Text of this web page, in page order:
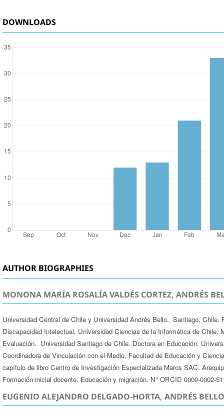
DOWNLOADS
AUTHOR BIOGRAPHIES
MONONA MARÍA ROSALÍA VALDÉS CORTEZ, ANDRÉS
Universidad Central de Chile y Universidad Andrés Bello. Santiago, Chile.
Discapacidad Intelectual. Universidad Ciencias de la Informática de Chile.
Evaluación. Universidad Santiago de Chile. Doctora en Educación.
Coordinadora de Vinculación con el Medio, Facultad de Educación y
capítulo de libro Centro de Investigación Especializada Maros SAC,
Formación inicial docente. Educación y migración. N° ORCID 0000-0002-
EUGENIO ALEJANDRO DELGADO-HORTA, ANDRÉS